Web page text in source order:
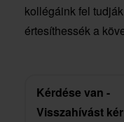
kollégáink fel
értesíthessék a
Kérdése van -
Visszahívást